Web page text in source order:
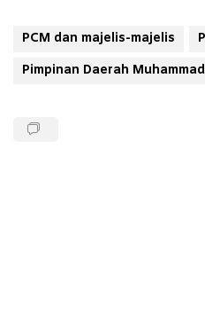
PCM dan majelis-majelis
Pimpinan Daerah